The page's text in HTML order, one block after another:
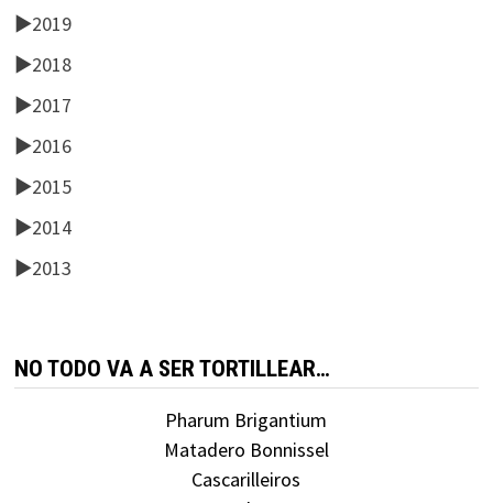
►2019
►2018
►2017
►2016
►2015
►2014
►2013
NO TODO VA A SER TORTILLEAR…
Pharum Brigantium
Matadero Bonnissel
Cascarilleiros